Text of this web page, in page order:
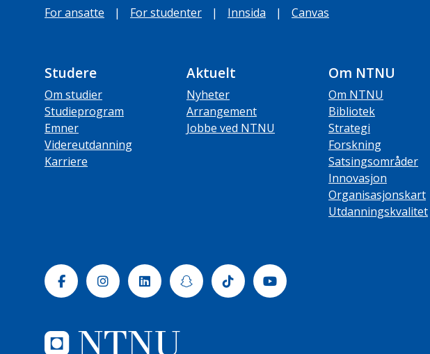
For ansatte | For studenter | Innsida | Canvas
Studere
Om studier
Studieprogram
Emner
Videreutdanning
Karriere
Aktuelt
Nyheter
Arrangement
Jobbe ved NTNU
Om NTNU
Om NTNU
Bibliotek
Strategi
Forskning
Satsingsområder
Innovasjon
Organisasjonskart
Utdanningskvalitet
FacebookInstagramLinkedinSnapchatTiktok Youtube